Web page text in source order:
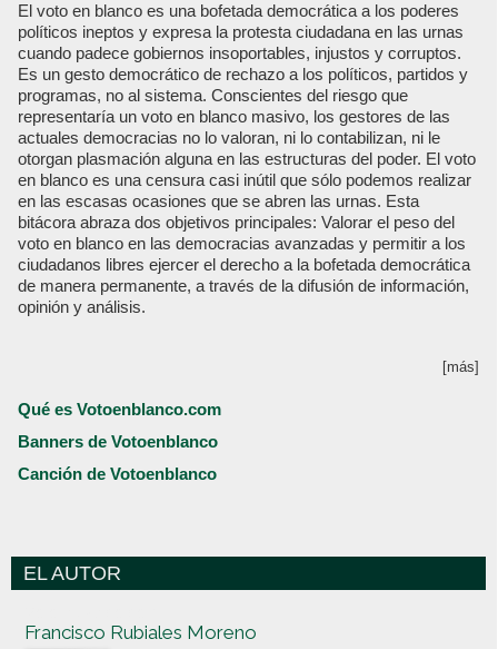
El voto en blanco es una bofetada democrática a los poderes
políticos ineptos y expresa la protesta ciudadana en las urnas
cuando padece gobiernos insoportables, injustos y corruptos.
Es un gesto democrático de rechazo a los políticos, partidos y
programas, no al sistema. Conscientes del riesgo que
representaría un voto en blanco masivo, los gestores de las
actuales democracias no lo valoran, ni lo contabilizan, ni le
otorgan plasmación alguna en las estructuras del poder. El voto
en blanco es una censura casi inútil que sólo podemos realizar
en las escasas ocasiones que se abren las urnas. Esta
bitácora abraza dos objetivos principales: Valorar el peso del
voto en blanco en las democracias avanzadas y permitir a los
ciudadanos libres ejercer el derecho a la bofetada democrática
de manera permanente, a través de la difusión de información,
opinión y análisis.
[más]
Qué es Votoenblanco.com
Banners de Votoenblanco
Canción de Votoenblanco
EL AUTOR
Francisco Rubiales Moreno